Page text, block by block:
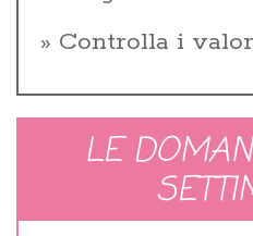
Controlla i
LE